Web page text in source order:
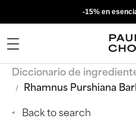
-15% en
Diccionario de
Rhamnus Purshiana
Back to search